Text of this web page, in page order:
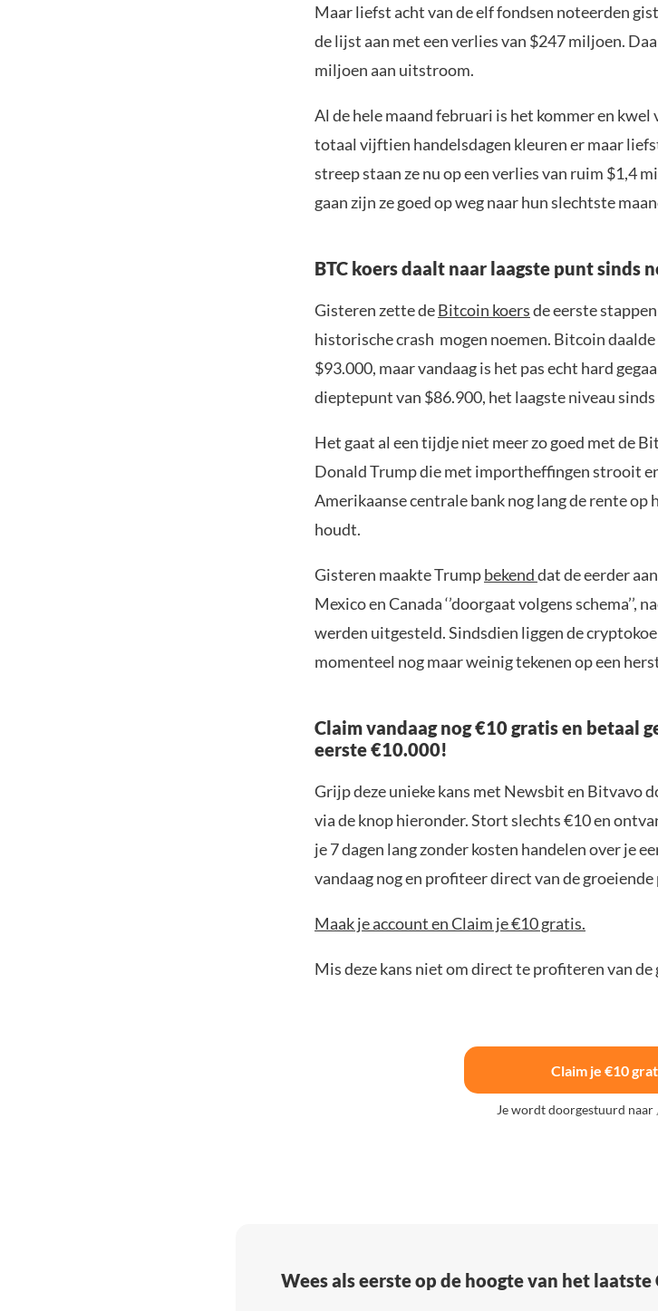
Maar liefst acht van de elf fondsen noteerden
de lijst aan met een verlies van $247 miljoen.
miljoen aan uitstroom.
Al de hele maand februari is het kommer en
totaal vijftien handelsdagen kleuren er maar
streep staan ze nu op een verlies van ruim $1,4
gaan zijn ze goed op weg naar hun slechtste
BTC koers daalt naar laagste punt sinds
Gisteren zette deBitcoin koersde eerste
historische crash mogen noemen. Bitcoin
$93.000, maar vandaag is het pas echt hard
dieptepunt van $86.900, het laagste niveau
Het gaat al een tijdje niet meer zo goed met de
Donald Trump die met importheffingen strooit
Amerikaanse centrale bank nog lang de rente op
houdt.
Gisteren maakte Trumpbekenddat de eerder
Mexico en Canada ‘’doorgaat volgens schema’’,
werden uitgesteld. Sindsdien liggen de
momenteel nog maar weinig tekenen op een
Claim vandaag nog €10 gratis en betaal
eerste €10.000!
Grijp deze unieke kans met Newsbit en Bitvavo
via de knop hieronder. Stort slechts €10 en
je 7 dagen lang zonder kosten handelen over je
vandaag nog en profiteer direct van de
Maak je account en Claim je €10 gratis.
Mis deze kans niet om direct te profiteren van
Claim je €10
Je wordt doorgestuurd naar
Wees als eerste op de hoogte van het